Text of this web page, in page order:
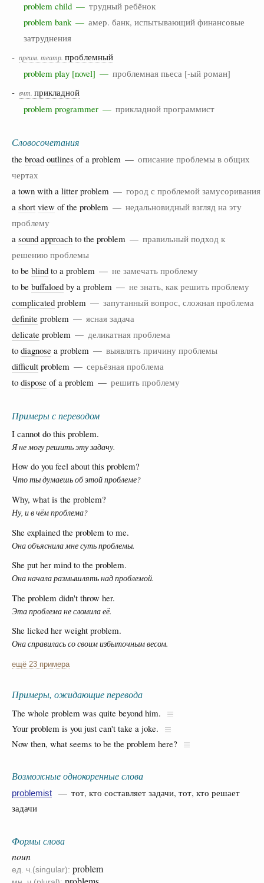
problem child — трудный ребёнок
problem bank — амер. банк, испытывающий финансовые
затруднения
- преим. театр. проблемный
problem play [novel] — проблемная пьеса [-ый роман]
- вчт. прикладной
problem programmer — прикладной программист
Словосочетания
the broad outlines of a problem — описание проблемы в общих
чертах
a town with a litter problem — город с проблемой замусоривания
a short view of the problem — недальновидный взгляд на эту
проблему
a sound approach to the problem — правильный подход к
решению проблемы
to be blind to a problem — не замечать проблему
to be buffaloed by a problem — не знать, как решить проблему
complicated problem — запутанный вопрос, сложная проблема
definite problem — ясная задача
delicate problem — деликатная проблема
to diagnose a problem — выявлять причину проблемы
difficult problem — серьёзная проблема
to dispose of a problem — решить проблему
Примеры с переводом
I cannot do this problem.
Я не могу решить эту задачу.
How do you feel about this problem?
Что ты думаешь об этой проблеме?
Why, what is the problem?
Ну, и в чём проблема?
She explained the problem to me.
Она объяснила мне суть проблемы.
She put her mind to the problem.
Она начала размышлять над проблемой.
The problem didn't throw her.
Эта проблема не сломила её.
She licked her weight problem.
Она справилась со своим избыточным весом.
ещё 23 примера
Примеры, ожидающие перевода
The whole problem was quite beyond him.
Your problem is you just can't take a joke.
Now then, what seems to be the problem here?
Возможные однокоренные слова
problemist
— тот, кто составляет задачи, тот, кто решает
задачи
Формы слова
noun
ед. ч.(singular): problem